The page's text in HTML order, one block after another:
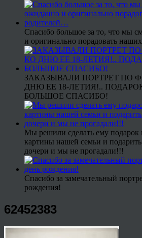
Спасибо большое за то, что мы
и оригинально порадовать
ЗАКАЗЫВАЛИ ПОРТРЕТ ПО
ДНЮ ЕЕ 18-ЛЕТИЯ!..
БОЛЬШОЕ СПАСИБО!
Мы решили сделать ему подарок
картины нашей семьи и
дочери и мы не прогадали!!!
Спасибо за замечательный
рождения!
62452383